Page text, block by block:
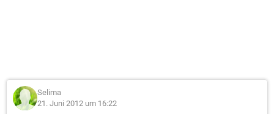
Selima
21. Juni 2012 um 16:22